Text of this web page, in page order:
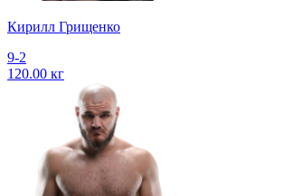
Кирилл Грищенко
9-2
120.00 кг